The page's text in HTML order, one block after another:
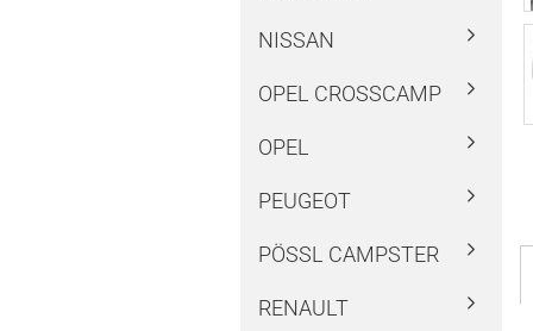
NISSAN
OPEL CROSSCAMP
OPEL
PEUGEOT
PÖSSL CAMPSTER
RENAULT